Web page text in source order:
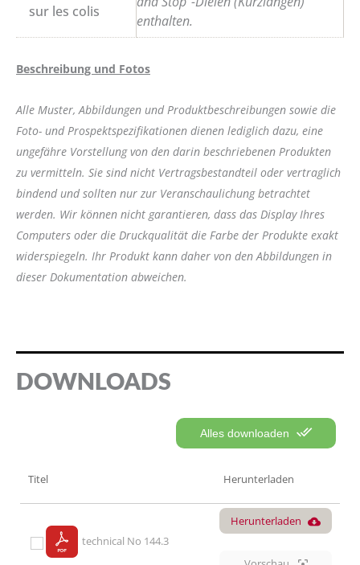
sur les colis
enthalten.
Beschreibung und Fotos
Alle Muster, Abbildungen und Produktbeschreibungen sowie die
Foto- und Prospektspezifikationen dienen lediglich dazu, eine
ungefähre Vorstellung von den darin beschriebenen Produkten
zu vermitteln. Sie sind nicht Vertragsbestandteil oder vertraglich
bindend und sollten nur zur Veranschaulichung betrachtet
werden. Wir können nicht garantieren, dass das Display Ihres
Computers oder die Druckqualität die Farbe der Produkte exakt
widerspiegeln. Ihr Produkt kann daher von den Abbildungen in
dieser Dokumentation abweichen.
DOWNLOADS
Alles downloaden
Titel Herunterladen
technical No 144.3
Herunterladen